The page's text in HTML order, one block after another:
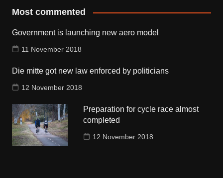
Most commented
Government is launching new aero model
11 November 2018
Die mitte got new law enforced by politicians
12 November 2018
Preparation for cycle race almost
completed
12 November 2018